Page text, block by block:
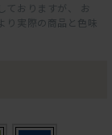
ておりますが、 お
り実際の商品と色味